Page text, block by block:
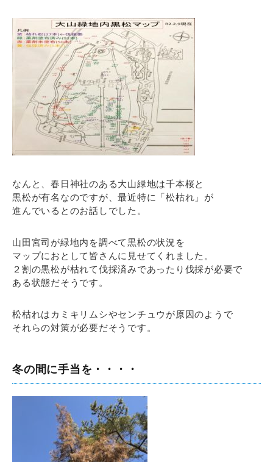
なんと、春日神社のある大山緑地は千本桜と
黒松が有名なのですが、最近特に「松枯れ」が
進んでいるとのお話しでした。
山田宮司が緑地内を調べて黒松の状況を
マップにおとして皆さんに見せてくれました。
２割の黒松が枯れて伐採済みであったり伐採が必要で
ある状態だそうです。
松枯れはカミキリムシやセンチュウが原因のようで
それらの対策が必要だそうです。
冬の間に手当を・・・・